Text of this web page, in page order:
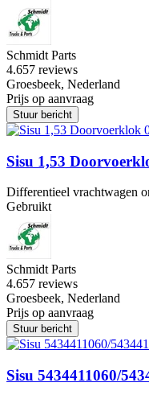
Schmidt Parts
4.657 reviews
Groesbeek, Nederland
Prijs op aanvraag
Stuur bericht
Sisu 1,53
Differentieel vrachtwagen
Gebruikt
Schmidt Parts
4.657 reviews
Groesbeek, Nederland
Prijs op aanvraag
Stuur bericht
Sisu 5434411060/